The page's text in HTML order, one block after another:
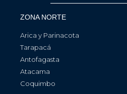
ZONA NORTE
Arica y Parinacota
Tarapacá
Antofagasta
Atacama
Coquimbo